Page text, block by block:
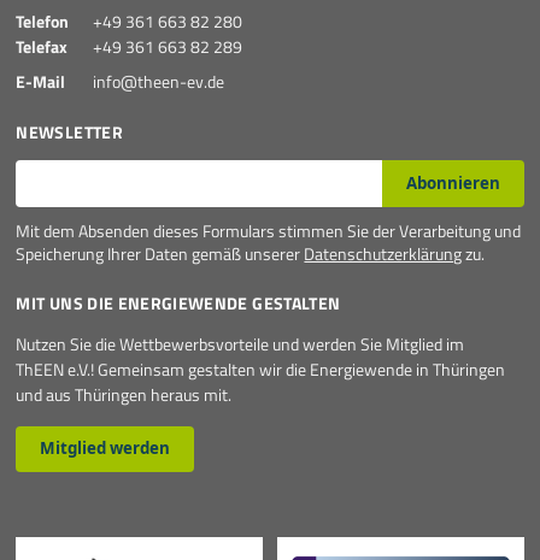
Telefon
+49 361 663 82 280
Telefax
+49 361 663 82 289
E-Mail
info@theen-ev.de
NEWSLETTER
E-Mail* Abonnieren
Mit dem Absenden dieses Formulars stimmen Sie der Verarbeitung und
Speicherung Ihrer Daten gemäß unsererDatenschutzerklärungzu.
MIT UNS DIE ENERGIEWENDE GESTALTEN
Nutzen Sie die Wettbewerbsvorteile und werden Sie Mitglied im
ThEEN e.V.! Gemeinsam gestalten wir die Energiewende in Thüringen
und aus Thüringen heraus mit.
Mitglied werden